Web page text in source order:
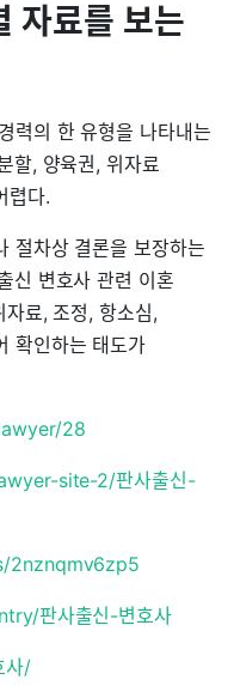
자료를 보는
력의 한 유형을 나타내는
할, 양육권, 위자료
렵다.
절차상 결론을 보장하는
신 변호사 관련 이혼
료, 조정, 항소심,
확인하는 태도가
28
site-2/판사출신-
2nznqmv6zp5
판사출신-변호사
사/